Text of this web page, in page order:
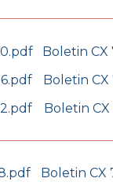
Boletin CX
Boletin CX
Boletin CX
Boletin CX